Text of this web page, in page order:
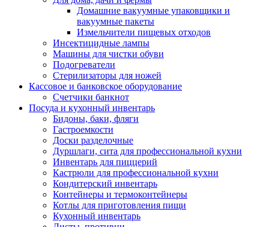
Домашние вакуумные упаковщики и
вакуумные пакеты
Измельчители пищевых отходов
Инсектицидные лампы
Машины для чистки обуви
Подогреватели
Стерилизаторы для ножей
Кассовое и банковское оборудование
Счетчики банкнот
Посуда и кухонный инвентарь
Бидоны, баки, фляги
Гастроемкости
Доски разделочные
Дуршлаги, сита для профессиональной кухни
Инвентарь для пиццерий
Кастрюли для профессиональной кухни
Кондитерский инвентарь
Контейнеры и термоконтейнеры
Котлы для приготовления пищи
Кухонный инвентарь